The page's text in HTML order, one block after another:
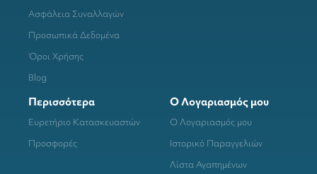
Ασφάλεια Συναλλαγών
Προσωπικά Δεδομένα
Όροι Χρήσης
Blog
Περισσότερα
Ευρετήριο Κατασκευαστών
Προσφορές
Ο Λογαριασμός μου
Ο Λογαριασμός μου
Ιστορικό Παραγγελιών
Λίστα Αγαπημένων